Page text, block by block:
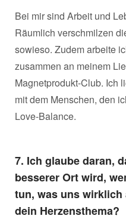
Bei mir sind Arbeit und
Räumlich verschmilzen
sowieso. Zudem arbeite
zusammen an meinem
Magnetprodukt-Club. Ich
mit dem Menschen, den
Love-Balance.
7. Ich glaube daran,
besserer Ort wird,
tun, was uns wirklich
dein Herzensthema?